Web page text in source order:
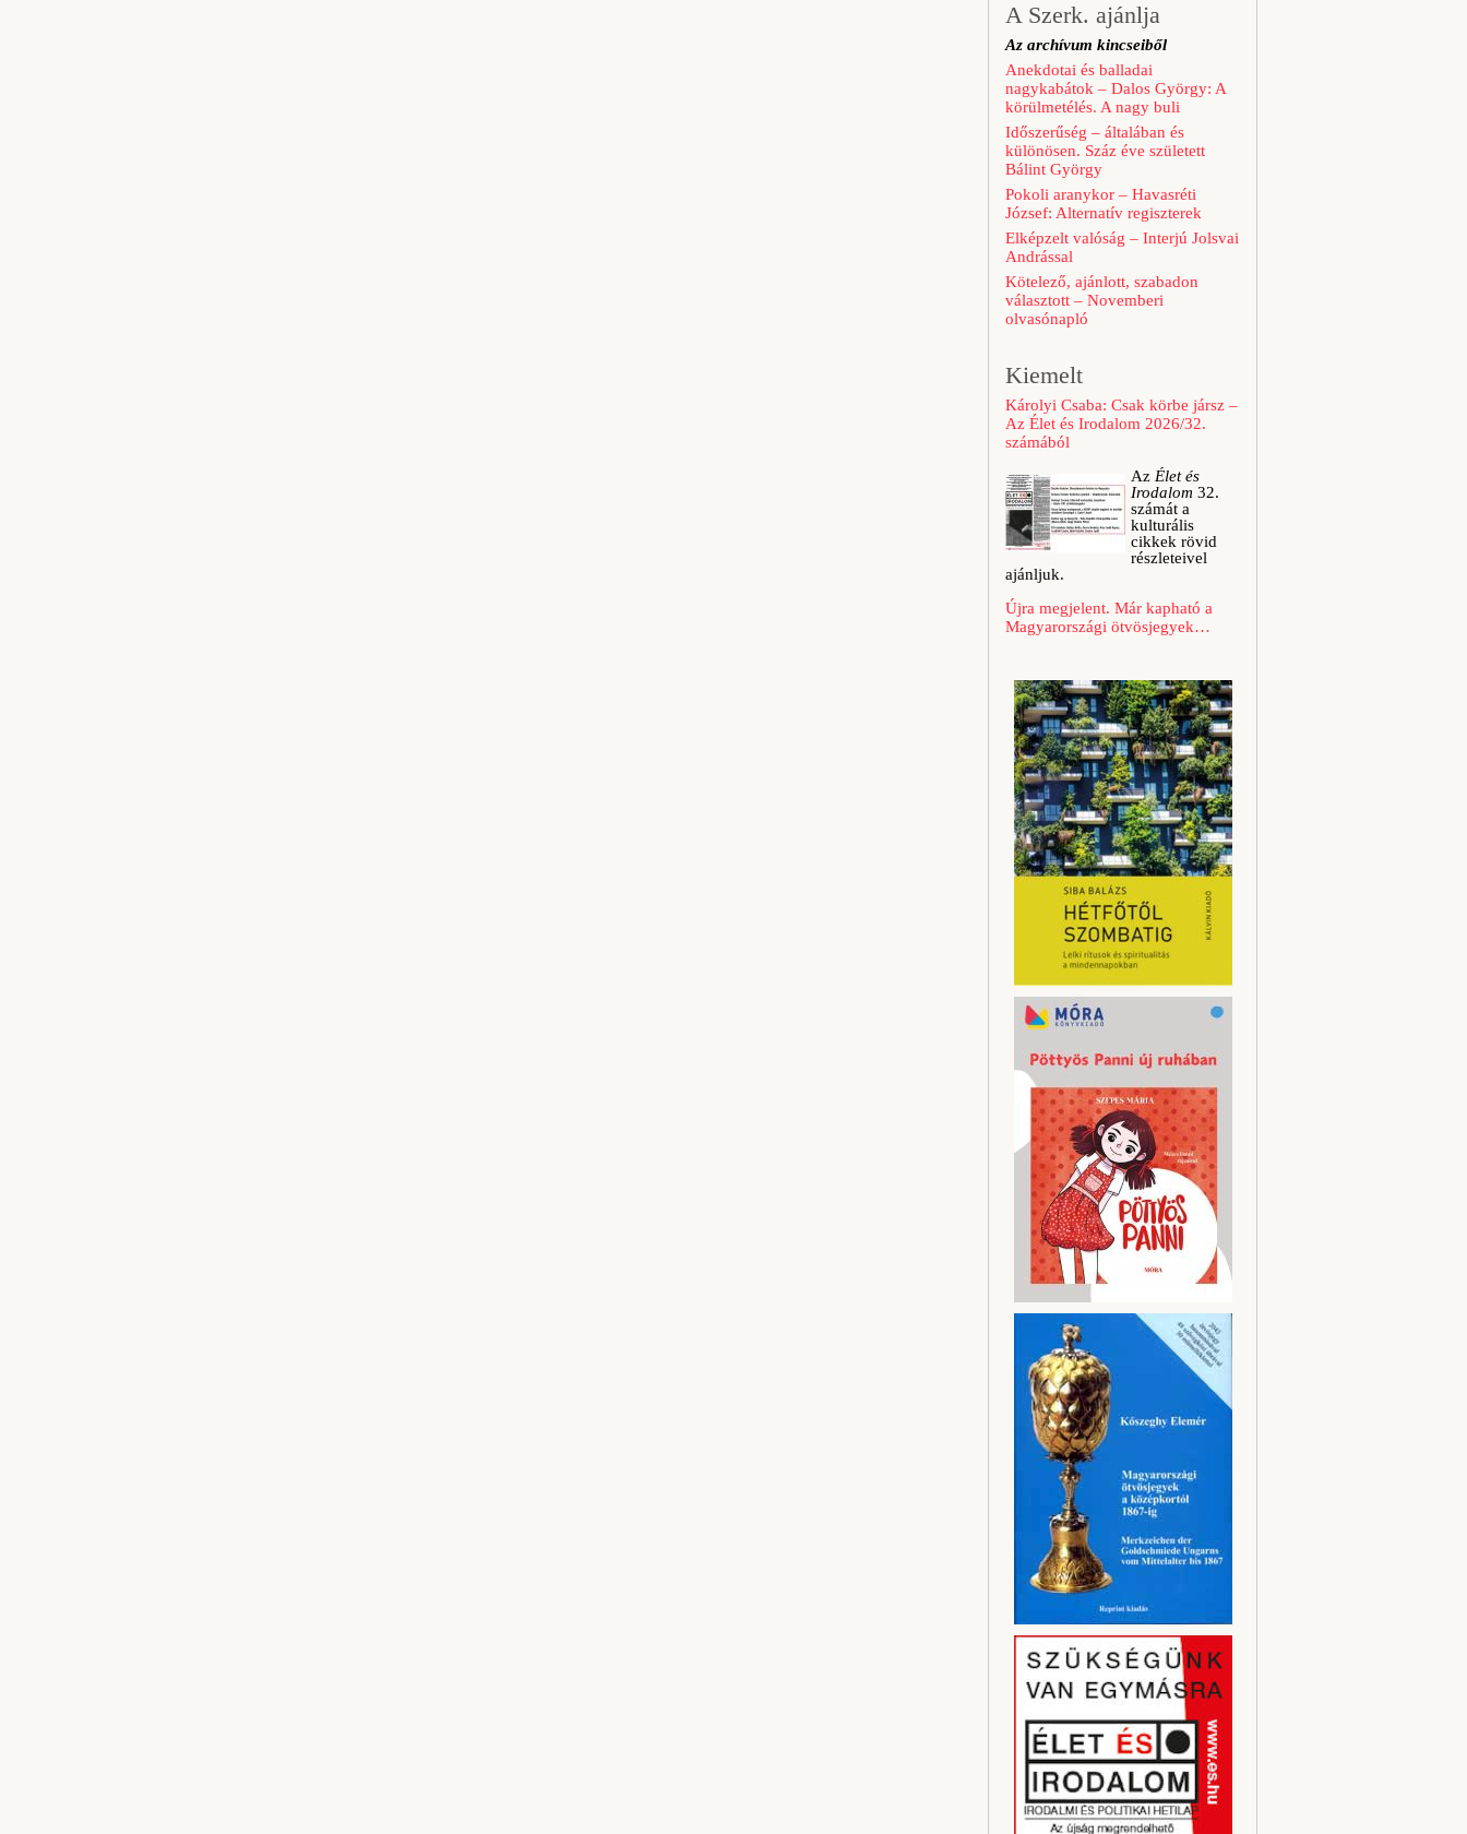
A Szerk. ajánlja
Az archívum kincseiből
Anekdotai és balladai
nagykabátok – Dalos György: A
körülmetélés. A nagy buli
Időszerűség – általában és
különösen. Száz éve született
Bálint György
Pokoli aranykor – Havasréti
József: Alternatív regiszterek
Elképzelt valóság – Interjú Jolsvai
Andrással
Kötelező, ajánlott, szabadon
választott – Novemberi
olvasónapló
Kiemelt
Károlyi Csaba: Csak körbe jársz –
Az Élet és Irodalom 2026/32.
számából
Az Élet és
Irodalom 32.
számát a
kulturális
cikkek rövid
részleteivel
ajánljuk.
Újra megjelent. Már kapható a
Magyarországi ötvösjegyek…